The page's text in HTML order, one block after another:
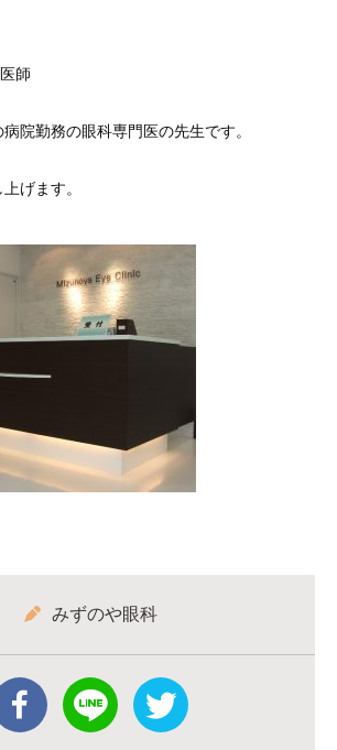
師
院勤務の眼科専門医の先生です。
げます。
みずのや眼科